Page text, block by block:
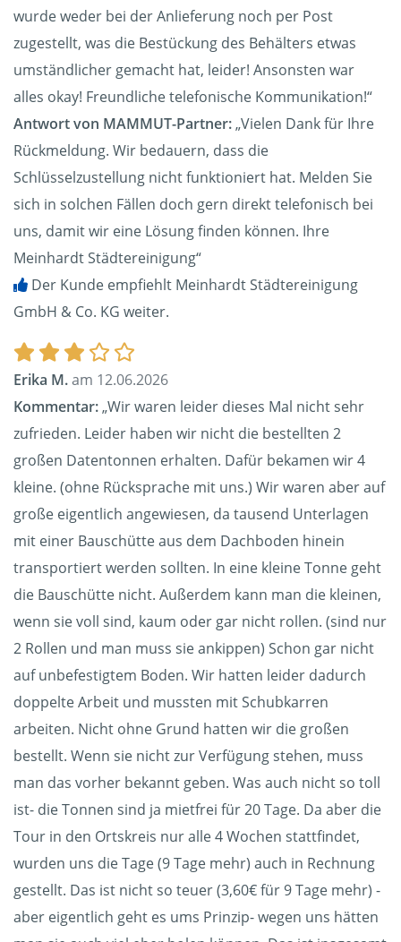
wurde weder bei der Anlieferung noch per Post
zugestellt, was die Bestückung des Behälters etwas
umständlicher gemacht hat, leider! Ansonsten war
alles okay! Freundliche telefonische Kommunikation!“
Antwort von MAMMUT-Partner:„Vielen Dank für Ihre
Rückmeldung. Wir bedauern, dass die
Schlüsselzustellung nicht funktioniert hat. Melden Sie
sich in solchen Fällen doch gern direkt telefonisch bei
uns, damit wir eine Lösung finden können. Ihre
Meinhardt Städtereinigung“
Der Kunde empfiehlt Meinhardt Städtereinigung
GmbH & Co. KG weiter.
Erika M.am 12.06.2026
Kommentar:„Wir waren leider dieses Mal nicht sehr
zufrieden. Leider haben wir nicht die bestellten 2
großen Datentonnen erhalten. Dafür bekamen wir 4
kleine. (ohne Rücksprache mit uns.) Wir waren aber auf
große eigentlich angewiesen, da tausend Unterlagen
mit einer Bauschütte aus dem Dachboden hinein
transportiert werden sollten. In eine kleine Tonne geht
die Bauschütte nicht. Außerdem kann man die kleinen,
wenn sie voll sind, kaum oder gar nicht rollen. (sind nur
2 Rollen und man muss sie ankippen) Schon gar nicht
auf unbefestigtem Boden. Wir hatten leider dadurch
doppelte Arbeit und mussten mit Schubkarren
arbeiten. Nicht ohne Grund hatten wir die großen
bestellt. Wenn sie nicht zur Verfügung stehen, muss
man das vorher bekannt geben. Was auch nicht so toll
ist- die Tonnen sind ja mietfrei für 20 Tage. Da aber die
Tour in den Ortskreis nur alle 4 Wochen stattfindet,
wurden uns die Tage (9 Tage mehr) auch in Rechnung
gestellt. Das ist nicht so teuer (3,60€ für 9 Tage mehr) -
aber eigentlich geht es ums Prinzip- wegen uns hätten